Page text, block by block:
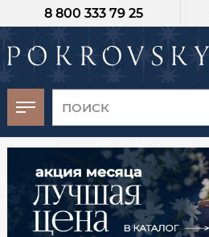
8 800 333 79 25
-30%
от 15 дней с
момента оплаты